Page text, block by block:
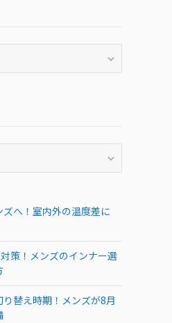
へ！室内外の温度差に
策！メンズのインナー選
替え時期！メンズが8月